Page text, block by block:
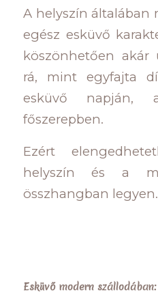
A helyszín általában
egész esküvő
köszönhetően
rá, mint egyfajta
esküvő napján,
főszerepben.
Ezért
helyszín és a
összhangban legyen.
Esküvő modern szállodában: